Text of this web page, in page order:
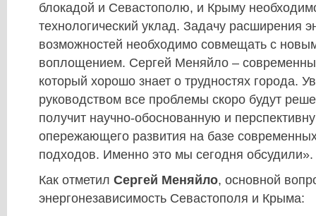
блокадой и Севастополю, и Крыму
технологический уклад. Задачу расширения
возможностей необходимо совмещать с
воплощением. Сергей Меняйло –
который хорошо знает о трудностях города.
руководством все проблемы скоро будут
получит научно-обоснованную и
опережающего развития на базе
подходов. Именно это мы сегодня обсудили».
Как отметил Сергей Меняйло, основной
энергонезависимость Севастополя и Крыма: